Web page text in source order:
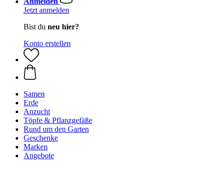
Jetzt anmelden
Bist du neu hier?
Konto erstellen
Samen
Erde
Anzucht
Töpfe & Pflanzgefäße
Rund um den Garten
Geschenke
Marken
Angebote